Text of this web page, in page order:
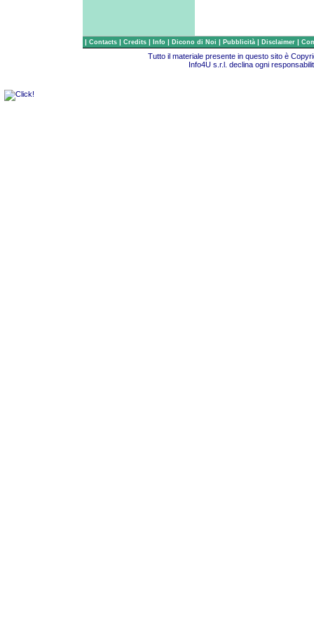
| Contacts | Credits | Info | Dicono di Noi | Pubblicità | Disclaimer |
Tutto il materiale presente in questo sito è
Info4U s.r.l. declina ogni